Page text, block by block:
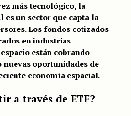
más tecnológico, la
es un sector que capta la
Los fondos cotizados
en industrias
están cobrando
oportunidades de
economía espacial.
a través de ETF?